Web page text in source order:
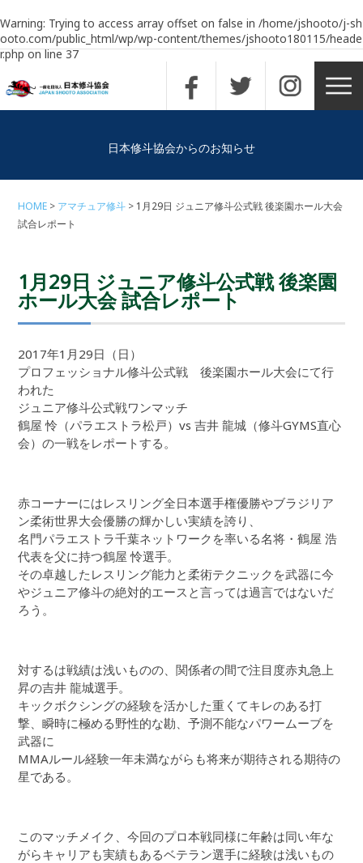
Warning: Trying to access array offset on false in /home/jshooto/j-sh
ooto.com/public_html/wp/wp-content/themes/jshooto180115/heade
r.phpon line37
日本修斗協会からのお知らせ
HOME アマチュア修斗
1月29日 ジュニア修斗公式戦 後楽園ホール大会
試合レポート
1月29日 ジュニア修斗公式戦 後楽園
ホール大会 試合レポート
2017年1月29日（日）
プロフェッショナル修斗公式戦 後楽園ホール大会にて行
われた
ジュニア修斗公式戦ワンマッチ
鶴屋 怜（パラエストラ松戸）vs 吉井 龍城（修斗GYMS直心
会）の一戦をレポートする。
赤コーナーにはレスリング全日本選手権優勝やブラジリア
ン柔術世界大会優勝の輝かしい実績を誇り、
名門パラエストラ千葉ネットワークを率いる名将・鶴屋 浩
代表を父に持つ鶴屋 怜選手。
その卓越したレスリング能力と柔術テクニックを武器に今
やジュニア修斗の絶対的エースと言っては過言ではないだ
ろう。
対するは戦績は浅いものの、関係者の間で注目度赤丸急上
昇の吉井 龍城選手。
キックボクシングの経験を活かした重くてキレのある打
撃、瞬時に極める野性的な勘、予測不能なパワームーブを
武器に
MMAルール経験一年未満ながらも将来が期待される期待の
星である。
このマッチメイク、今回のプロ本戦同様に年齢は同い年な
がらキャリアも実績もあるベテラン選手に経験は浅いもの